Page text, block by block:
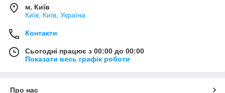
м. Київ
Київ, Київ, Україна
Контакти
Сьогодні працює з 00:00 до 00:00
Показати весь графік роботи
Про нас